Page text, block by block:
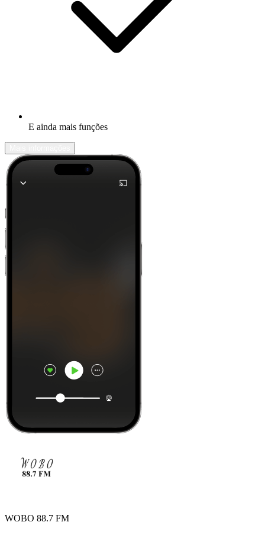
E ainda mais funções
WOBO 88.7 FM